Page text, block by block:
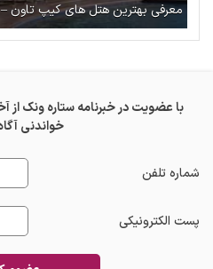
معرفی بهترین هتل‌ های کیپ تاون –
با عضویت در خبرنامه ستاره ونک از
خواندنی
شماره تلفن
پست الکترونیکی